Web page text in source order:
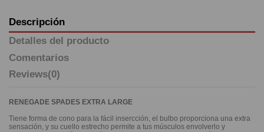
Descripción
Detalles del producto
Comentarios
Reviews(0)
RENEGADE SPADES EXTRA LARGE
Tiene forma de cono para la fácil insercción, el bulbo proporciona una extra
sensación, y su cuello estrecho permite a tus músculos envolverlo y